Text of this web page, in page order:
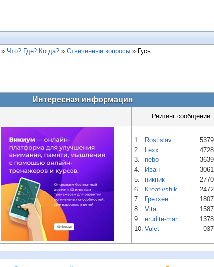
» Что? Где? Когда? » Отвеченные вопросы » Гусь
Интересная информация
Рейтинг сообщений
1. Rostislav
5379
2.
Lexx
4728
3.
nebo
3639
4.
Иван
3061
5.
никник
2770
6.
Kreativshik
2472
7.
Гретхен
1807
8.
Vita
1587
9.
erudite-man
1378
10. Valet 937